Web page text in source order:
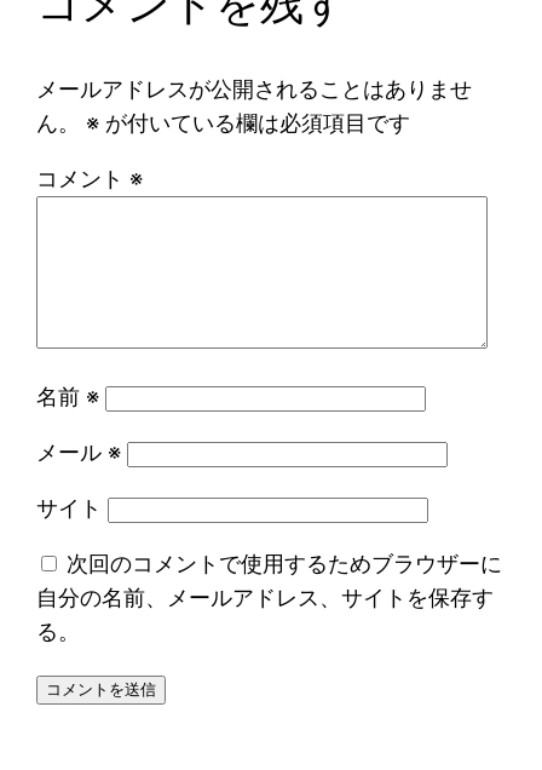
メールアドレスが公開されることはありませ
ん。
※ が付いている欄は必須項目です
コメント ※
名前 ※
メール ※
サイト
次回のコメントで使用するためブラウザーに
自分の名前、メールアドレス、サイトを保存す
る。